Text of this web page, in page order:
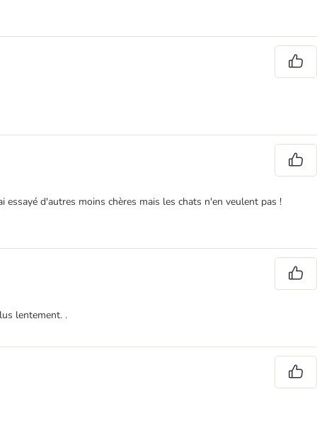
d'autres moins chères mais les chats n'en veulent pas !
lentement. .